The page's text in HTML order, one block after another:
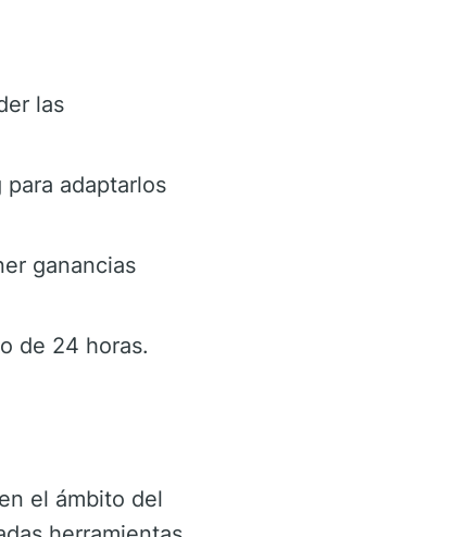
las
adaptarlos
ganancias
de 24 horas.
el ámbito del